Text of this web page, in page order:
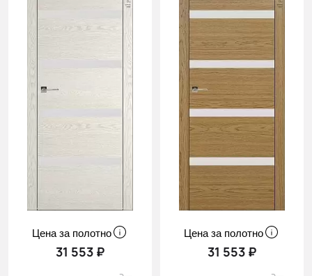
Цена за полотно
31 553 ₽
Цена за полотно
31 553 ₽